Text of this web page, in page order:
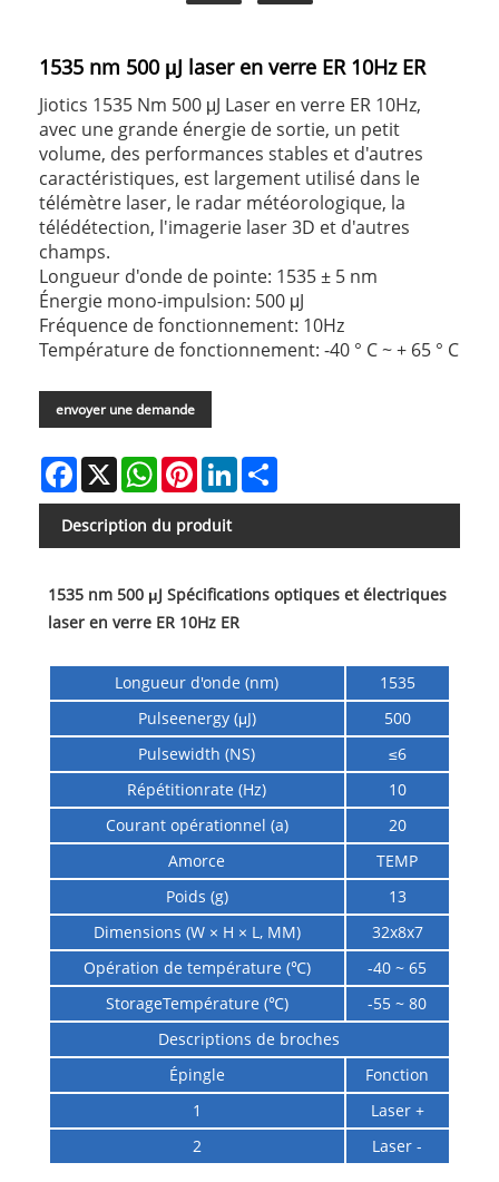
1535 nm 500 μJ laser en verre ER 10Hz ER
Jiotics 1535 Nm 500 μJ Laser en verre ER 10Hz,
avec une grande énergie de sortie, un petit
volume, des performances stables et d'autres
caractéristiques, est largement utilisé dans le
télémètre laser, le radar météorologique, la
télédétection, l'imagerie laser 3D et d'autres
champs.
Longueur d'onde de pointe: 1535 ± 5 nm
Énergie mono-impulsion: 500 μJ
Fréquence de fonctionnement: 10Hz
Température de fonctionnement: -40 ° C ~ + 65 ° C
envoyer une demande
Facebook
X WhatsAppPinterestLinkedIn
Description du produit
1535 nm 500 μJ Spécifications optiques et électriques
laser en verre ER 10Hz ER
Longueur d'onde (nm)
1535
Pulseenergy (μJ)
500
Pulsewidth (NS)
≤6
Répétitionrate (Hz)
10
Courant opérationnel (a)
20
Amorce
TEMP
Poids (g)
13
Dimensions (W × H × L, MM)
32x8x7
Opération de température (℃)
-40 ~ 65
StorageTempérature (℃)
-55 ~ 80
Descriptions de broches
Épingle
Fonction
1
Laser +
2
Laser -